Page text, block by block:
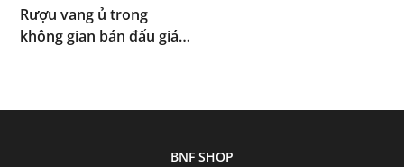
Rượu vang ủ trong
không gian bán đấu giá
BNF SHOP